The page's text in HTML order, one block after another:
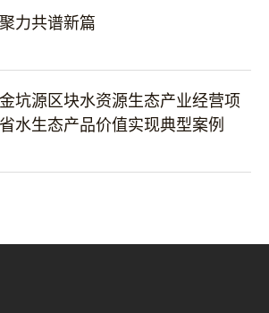
力共谱新篇
坑源区块水资源生态产业经营项
水生态产品价值实现典型案例